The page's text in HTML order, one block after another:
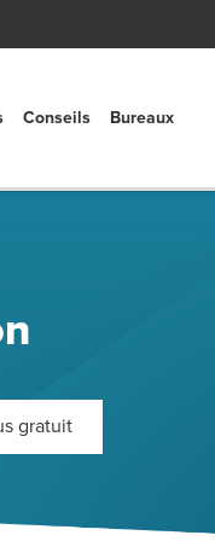
Conseils Bureaux
gratuit